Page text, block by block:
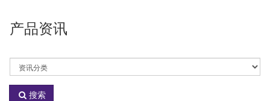
产品资讯
选
择
资
搜索